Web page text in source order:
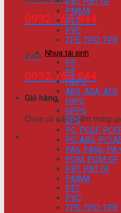
0932.768.944
Zalo
0932.768.944
Giỏ hàng
Chưa có sản phẩm trong
PMMA
PET
PVC
TPE, TPO, TPR
Nhựa tái sinh
PP
PE
HDPE
ABS, ASA, AES
HIPS
GPPS
EPS
PC, PCGF,
PC/ABS, PC/
PA6, PA66, PA-
POM, POM-GF
PBT, PBT GF
PMMA
PET
PVC
TPE, TPO, TPR